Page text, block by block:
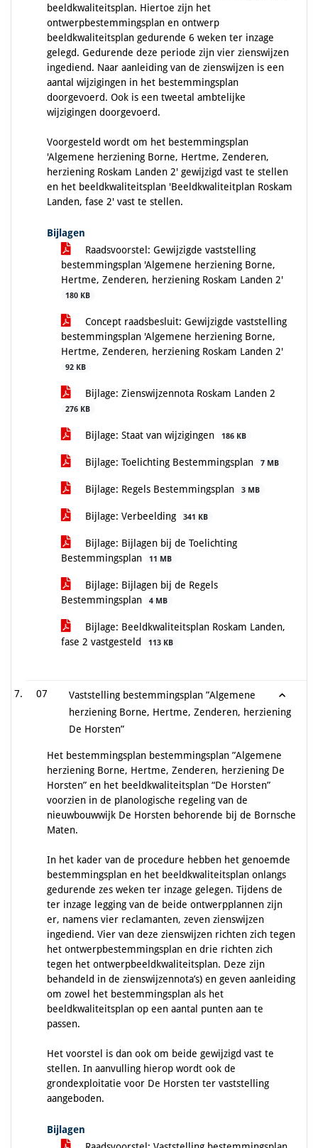
beeldkwaliteitsplan. Hiertoe zijn het
ontwerpbestemmingsplan en ontwerp
beeldkwaliteitsplan gedurende 6 weken ter inzage
gelegd. Gedurende deze periode zijn vier zienswijzen
ingediend. Naar aanleiding van de zienswijzen is een
aantal wijzigingen in het bestemmingsplan
doorgevoerd. Ook is een tweetal ambtelijke
wijzigingen doorgevoerd.
Voorgesteld wordt om het bestemmingsplan
'Algemene herziening Borne, Hertme, Zenderen,
herziening Roskam Landen 2' gewijzigd vast te stellen
en het beeldkwaliteitsplan 'Beeldkwaliteitplan Roskam
Landen, fase 2' vast te stellen.
Bijlagen
Raadsvoorstel: Gewijzigde vaststelling
bestemmingsplan 'Algemene herziening Borne,
Hertme, Zenderen, herziening Roskam Landen 2'
180 KB
Concept raadsbesluit: Gewijzigde vaststelling
bestemmingsplan 'Algemene herziening Borne,
Hertme, Zenderen, herziening Roskam Landen 2'
92 KB
Bijlage: Zienswijzennota Roskam Landen 2
276 KB
Bijlage: Staat van wijzigingen 186 KB
Bijlage: Toelichting Bestemmingsplan 7 MB
Bijlage: Regels Bestemmingsplan 3 MB
Bijlage: Verbeelding 341 KB
Bijlage: Bijlagen bij de Toelichting
Bestemmingsplan
11 MB
Bijlage: Bijlagen bij de Regels
Bestemmingsplan
4 MB
Bijlage: Beeldkwaliteitsplan Roskam Landen,
fase 2 vastgesteld
113 KB
07
Vaststelling bestemmingsplan ”Algemene
herziening Borne, Hertme, Zenderen, herziening
De Horsten”
Het bestemmingsplan bestemmingsplan ”Algemene
herziening Borne, Hertme, Zenderen, herziening De
Horsten” en het beeldkwaliteitsplan “De Horsten”
voorzien in de planologische regeling van de
nieuwbouwwijk De Horsten behorende bij de Bornsche
Maten.
In het kader van de procedure hebben het genoemde
bestemmingsplan en het beeldkwaliteitsplan onlangs
gedurende zes weken ter inzage gelegen. Tijdens de
ter inzage legging van de beide ontwerpplannen zijn
er, namens vier reclamanten, zeven zienswijzen
ingediend. Vier van deze zienswijzen richten zich tegen
het ontwerpbestemmingsplan en drie richten zich
tegen het ontwerpbeeldkwaliteitsplan. Deze zijn
behandeld in de zienswijzennota’s) en geven aanleiding
om zowel het bestemmingsplan als het
beeldkwaliteitsplan op een aantal punten aan te
passen.
Het voorstel is dan ook om beide gewijzigd vast te
stellen. In aanvulling hierop wordt ook de
grondexploitatie voor De Horsten ter vaststelling
aangeboden.
Bijlagen